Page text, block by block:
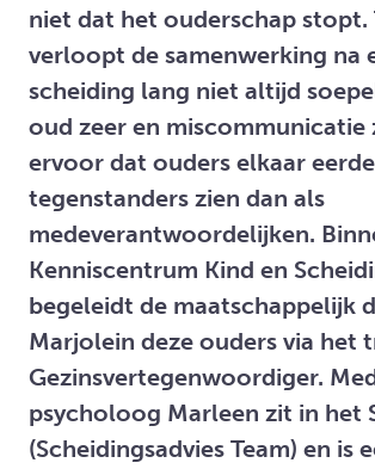
niet dat het ouderschap stopt.
verloopt de samenwerking na
scheiding lang niet altijd
oud zeer en miscommunicatie
ervoor dat ouders elkaar
tegenstanders zien dan als
medeverantwoordelijken.
Kenniscentrum Kind en
begeleidt de maatschappelijk
Marjolein deze ouders via het
Gezinsvertegenwoordiger.
psycholoog Marleen zit in het
(Scheidingsadvies Team) en is